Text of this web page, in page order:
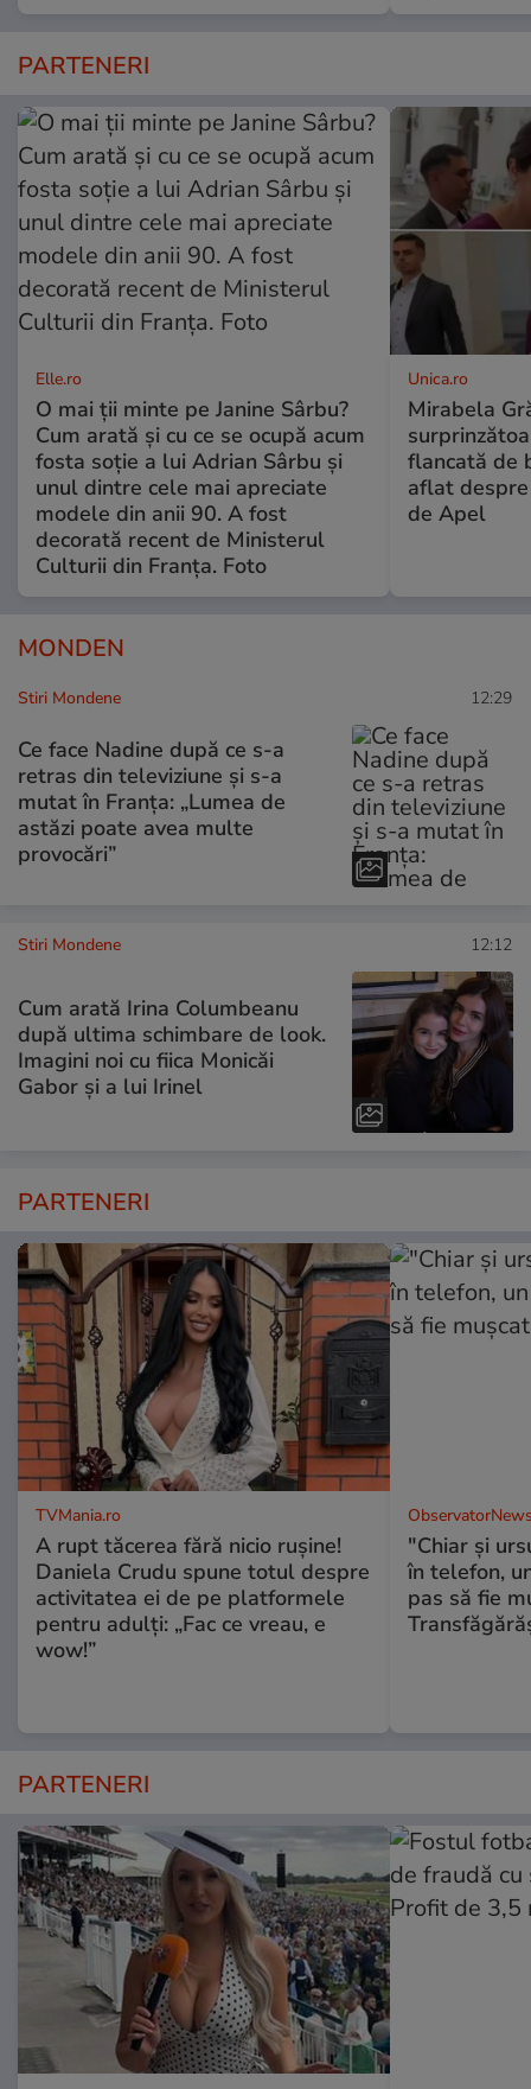
PARTENERI
Elle.ro
O mai ții minte pe Janine Sârbu?
Cum arată și cu ce se ocupă acum
fosta soție a lui Adrian Sârbu și
unul dintre cele mai apreciate
modele din anii 90. A fost
decorată recent de Ministerul
Culturii din Franța. Foto
Unica.ro
Mirabela
flancată de
aflat
de Apel
MONDEN
Stiri Mondene 12:29
Ce face Nadine după ce s-a
retras din televiziune și s-a
mutat în Franța: „Lumea de
astăzi poate avea multe
provocări”
Stiri Mondene 12:12
Cum arată Irina Columbeanu
după ultima schimbare de look.
Imagini noi cu fiica Monicăi
Gabor și a lui Irinel
PARTENERI
TVMania.ro
A rupt tăcerea fără nicio rușine!
Daniela Crudu spune totul despre
activitatea ei de pe platformele
pentru adulți: „Fac ce vreau, e
wow!”
"Chiar și
în telefon,
pas să fie
PARTENERI